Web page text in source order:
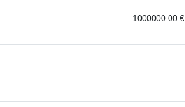
1000000.00 €